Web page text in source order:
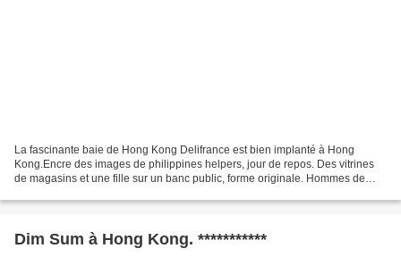
La fascinante baie de Hong Kong Delifrance est bien implanté à Hong
Kong.Encre des images de philippines helpers, jour de repos. Des vitrines
de magasins et une fille sur un banc public, forme originale. Hommes de
Dim Sum à Hong Kong. ***********